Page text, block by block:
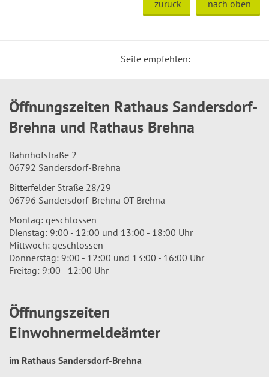
zurück nach oben
Seite empfehlen:
Öffnungszeiten Rathaus Sandersdorf-
Brehna und Rathaus Brehna
Bahnhofstraße 2
06792 Sandersdorf-Brehna
Bitterfelder Straße 28/29
06796 Sandersdorf-Brehna OT Brehna
Montag: geschlossen
Dienstag: 9:00 - 12:00 und 13:00 - 18:00 Uhr
Mittwoch: geschlossen
Donnerstag: 9:00 - 12:00 und 13:00 - 16:00 Uhr
Freitag: 9:00 - 12:00 Uhr
Öffnungszeiten
Einwohnermeldeämter
im Rathaus Sandersdorf-Brehna